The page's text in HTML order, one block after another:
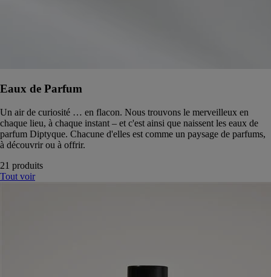
Eaux de Parfum
Un air de curiosité … en flacon. Nous trouvons le merveilleux en
chaque lieu, à chaque instant – et c'est ainsi que naissent les eaux de
parfum Diptyque. Chacune d'elles est comme un paysage de parfums,
à découvrir ou à offrir.
21 produits
Tout voir